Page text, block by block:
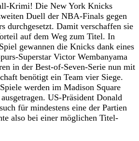
Krimi! Die New York Knicks
Duell der NBA-Finals gegen
durchgesetzt. Damit verschaffen sie
auf dem Weg zum Titel. In
gewannen die Knicks dank eines
Superstar Victor Wembanyama
in der Best-of-Seven-Serie nun mit
benötigt ein Team vier Siege.
werden im Madison Square
US-Präsident Donald
für mindestens eine der Partien
also bei einer möglichen Titel-